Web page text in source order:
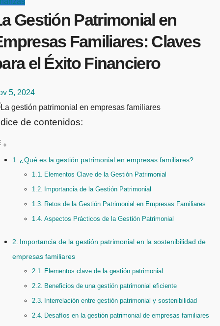
Gestión Patrimonial en
Familiares: Claves
el Éxito Financiero
5, 2024
de contenidos:
¿Qué es la gestión patrimonial en empresas familiares?
Elementos Clave de la Gestión Patrimonial
Importancia de la Gestión Patrimonial
Retos de la Gestión Patrimonial en Empresas Familiares
Aspectos Prácticos de la Gestión Patrimonial
Importancia de la gestión patrimonial en la sostenibilidad de
empresas familiares
Elementos clave de la gestión patrimonial
Beneficios de una gestión patrimonial eficiente
Interrelación entre gestión patrimonial y sostenibilidad
Desafíos en la gestión patrimonial de empresas familiares